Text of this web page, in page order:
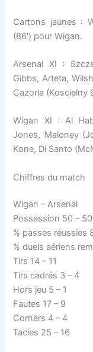
Cartons jaunes :
(86′) pour Wigan.
Arsenal XI :
Gibbs, Arteta,
Cazorla (Koscielny
Wigan XI : Al
Jones, Maloney
Kone, Di Santo
Chiffres du match
Wigan – Arsenal
Possession 50 – 50
% passes réussies
% duels aériens
Tirs 14 – 11
Tirs cadrés 3 – 4
Hors jeu 5 – 1
Fautes 17 – 9
Corners 4 – 4
Tacles 25 – 16